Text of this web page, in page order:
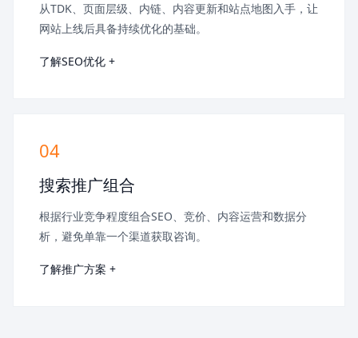
从TDK、页面层级、内链、内容更新和站点地图入手，让
网站上线后具备持续优化的基础。
了解SEO优化 +
04
搜索推广组合
根据行业竞争程度组合SEO、竞价、内容运营和数据分
析，避免单靠一个渠道获取咨询。
了解推广方案 +